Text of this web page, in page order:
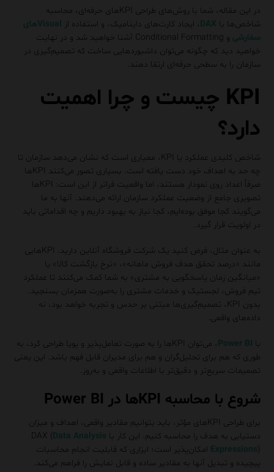
در این مقاله، شما با روش‌های طراحی KPIهای حرفه‌ای، محاسبه
شاخص‌ها با DAX، ایجاد کارت‌های داینامیک، و استفاده از
Visualهای
سفارشی
و Conditional Formatting آشنا خواهید شد و در نهایت
خواهید دید که چگونه می‌توان داشبوردهایی ساخت که تصمیم‌گیری در
سازمان را به سطحی حرفه‌ای ارتقا دهند.
KPI چیست و چرا اهمیت
دارد؟
شاخص کلیدی عملکرد یا KPI، معیاری است که نشان می‌دهد سازمان تا
چه حد به اهداف خود دست یافته است. بسیاری تصور می‌کنند KPIها
صرفاً اعداد روی نمودار هستند، اما واقعیت فراتر از این است: KPIها
تصویری جامع از وضعیت عملکرد سازمان ارائه می‌دهند. آنها به ما
می‌گویند کجا موفق بوده‌ایم، کجا نیاز به بهبود داریم و چه اقداماتی باید
در اولویت قرار گیرد.
به عنوان مثال، فرض کنید یک شرکت فروشگاه آنلاین دارید. KPIهایی
مانند «درصد تحقق هدف فروش ماهانه»، «نرخ بازگشت کالا» یا
«میانگین زمان پاسخگویی به مشتری» به شما کمک می‌کنند تا عملکرد
تیم فروش، لجستیک و خدمات مشتری را به‌صورت همزمان بسنجید.
بدون KPI، تصمیم‌گیری‌ها مبتنی بر حدس و تجربه خواهد بود، نه
داده‌های واقعی.
با Power BI
، می‌توان KPIها را به صورت تعامل‌پذیر و پویا طراحی کرد، به
طوری که هم برای تحلیل‌گران و هم برای مدیران قابل فهم باشد. این یعنی
تصمیمات سریع‌تر و دقیق‌تر با اطلاعات واقعی و به‌روز.
شروع با محاسبه KPIها در Power BI
برای طراحی KPIهای مؤثر، باید بتوانیم مقادیر واقعی، اهداف و میزان
دستیابی به هدف را محاسبه کنیم. این کار با DAX ( Data Analysis
Expressions ) امکان‌پذیر است؛ ابزاری که قابلیت انجام محاسبات
پیچیده و تبدیل آنها به مقادیر ساده و قابل نمایش را فراهم می‌کند.